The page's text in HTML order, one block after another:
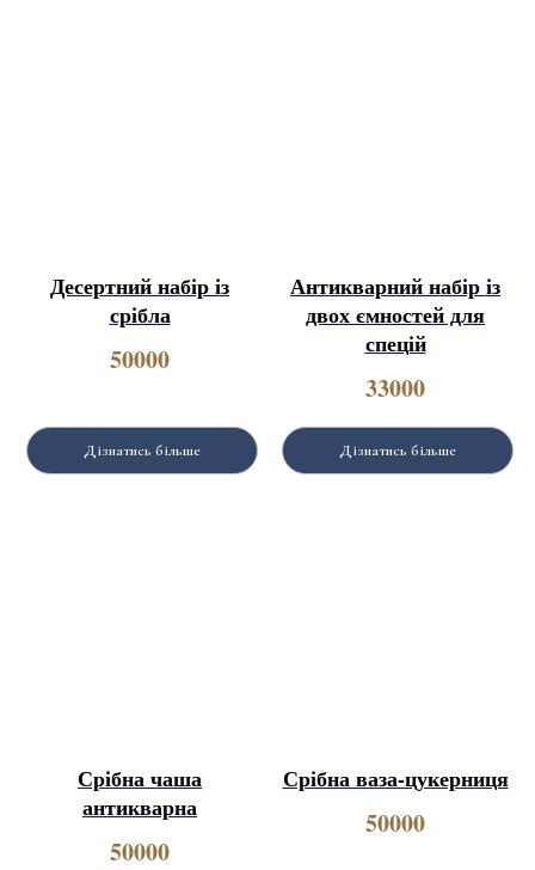
Десертний набір із
срібла
50000
Дізнатись більше
Антикварний набір із
двох ємностей для
спецій
33000
Дізнатись більше
Срібна чаша
антикварна
50000
Срібна ваза-цукерниця
50000